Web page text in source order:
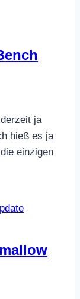
ja
hieß es ja
einzigen